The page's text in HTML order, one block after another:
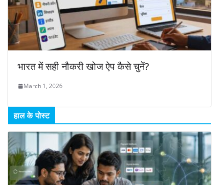
भारत में सही नौकरी खोज ऐप कैसे चुनें?
March 1, 2026
हाल के पोस्ट